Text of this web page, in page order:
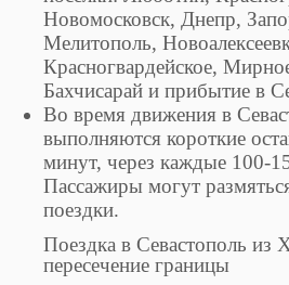
Новомосковск, Днепр,
Мелитополь,
Красногвардейское,
Бахчисарай и прибытие в
Во время движения в
выполняются короткие
минут, через каждые 100-
Пассажиры могут
поездки.
Поездка в Севастополь из
пересечение границы